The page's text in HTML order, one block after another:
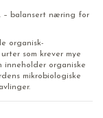
– balansert næring for
organisk-
som krever mye
inneholder organiske
mikrobiologiske